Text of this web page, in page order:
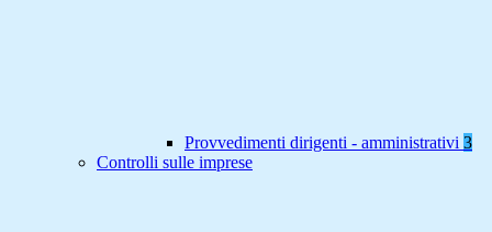
Provvedimenti dirigenti - amministrativi 3
Controlli sulle imprese